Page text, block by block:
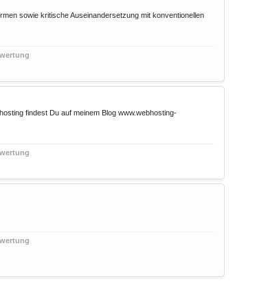
sowie kritische Auseinandersetzung mit konventionellen
findest Du auf meinem Blog www.webhosting-